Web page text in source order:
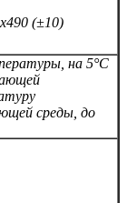
(±10)
на 5°С
среды, до